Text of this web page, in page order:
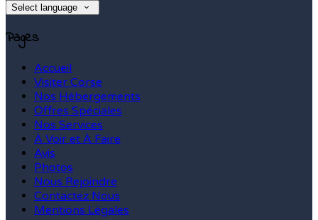
Select language
Pages
Accueil
Visiter Corse
Nos Hébergements
Offres Spéciales
Nos Services
À Voir et À Faire
Avis
Photos
Nous Rejoindre
Contactez Nous
Mentions Légales